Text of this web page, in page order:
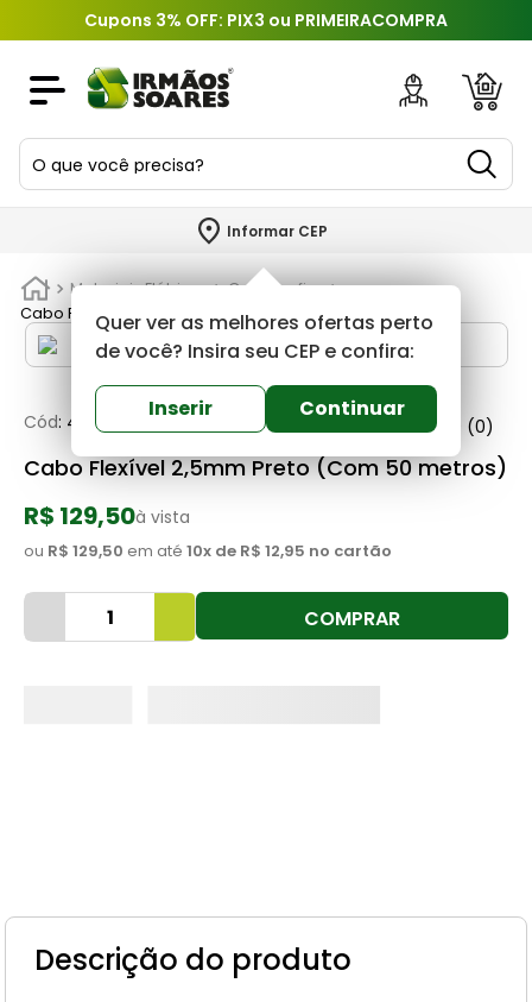
Cupons 3% OFF: PIX3 ou PRIMEIRACOMPRA
O que você precisa?
Informar CEP
Quer ver as melhores ofertas perto
de você? Insira seu CEP e confira:
Inserir Continuar
Materiais Elétricos
Cabos e fios
Cabo Flexível 2,5mm Preto (Com 50 metros)
Cód: 450880 Normatizado (0)
Cabo Flexível 2,5mm Preto (Com 50 metros)
R$ 129,50à vista
ou R$ 129,50 em até 10x de R$ 12,95 no cartão
COMPRAR
Descrição do produto
TERMOS MAIS BUSCADOS
2º
3º
porta
revestimento
5º
argamassa
6º
telha
7º
tinta
8º
cimento
9º
vaso sanitário
10º janela